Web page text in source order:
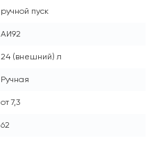
ручной пуск
АИ92
24 (внешний) л
Ручная
от 7,3
62